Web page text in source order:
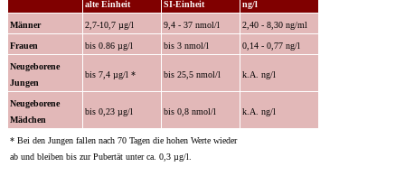
alte Einheit SI-Einheit ng/l
Männer 2,7-10,7 µg/l 9,4 - 37 nmol/l 2,40 - 8,30 ng/ml
Frauen bis 0.86 µg/l bis 3 nmol/l 0,14 - 0,77 ng/l
Neugeborene
Jungen
bis 7,4 µg/l * bis 25,5 nmol/l k.A. ng/l
Neugeborene
Mädchen
bis 0,23 µg/l bis 0,8 nmol/l k.A. ng/l
* Bei den Jungen fallen nach 70 Tagen die hohen Werte wieder
ab und bleiben bis zur Pubertät unter ca. 0,3 µg/l.